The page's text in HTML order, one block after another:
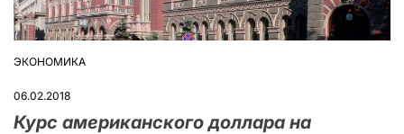
ОПУБЛІКУВАТИ
ЭКОНОМИКА
06.02.2018
Курс американского доллара на